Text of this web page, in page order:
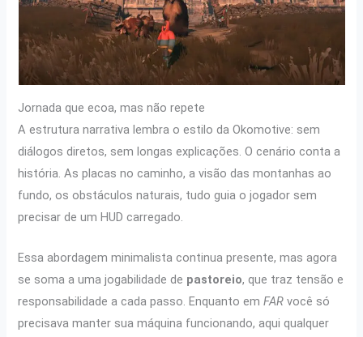
Jornada que ecoa, mas não repete
A estrutura narrativa lembra o estilo da Okomotive: sem
diálogos diretos, sem longas explicações. O cenário conta a
história. As placas no caminho, a visão das montanhas ao
fundo, os obstáculos naturais, tudo guia o jogador sem
precisar de um HUD carregado.
Essa abordagem minimalista continua presente, mas agora
se soma a uma jogabilidade de pastoreio, que traz tensão e
responsabilidade a cada passo. Enquanto emFAR você só
precisava manter sua máquina funcionando, aqui qualquer